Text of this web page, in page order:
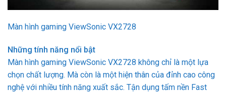
Màn hình gaming ViewSonic VX2728
Những tính năng nổi bật
Màn hình gaming ViewSonic VX2728 không chỉ là một lựa
chọn chất lượng. Mà còn là một hiện thân của đỉnh cao công
nghệ với nhiều tính năng xuất sắc. Tận dụng tấm nền Fast